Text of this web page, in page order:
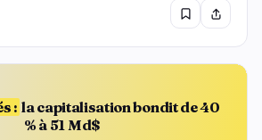
: la capitalisation bondit de 40
% à 51 Md$